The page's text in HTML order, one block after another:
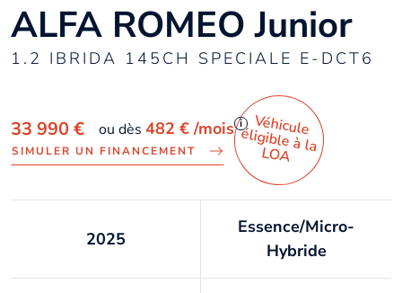
ALFA ROMEO Junior
1.2 IBRIDA 145CH SPECIALE E-DCT6
33 990 € ou dès 482 €/mois i
SIMULER UN FINANCEMENT
Véhicule
éligible à la
LO
A
2025
Essence/Micro-
Hybride